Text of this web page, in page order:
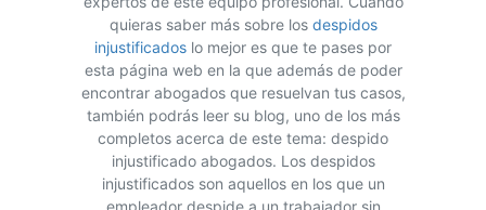
quieras saber más sobre los despidos
injustificados lo mejor es que te pases por
esta página web en la que además de poder
encontrar abogados que resuelvan tus casos,
también podrás leer su blog, uno de los más
completos acerca de este tema: despido
injustificado abogados. Los despidos
injustificados son aquellos en los que un
empleador despide a un trabajador sin